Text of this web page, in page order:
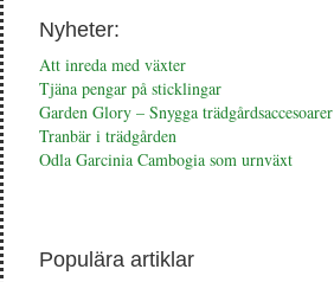
Nyheter:
Att inreda med växter
Tjäna pengar på sticklingar
Garden Glory – Snygga trädgårdsaccesoarer
Tranbär i trädgården
Odla Garcinia Cambogia som urnväxt
Populära artiklar